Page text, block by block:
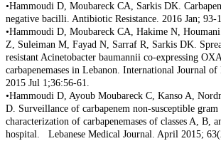
•Hammoudi D, Moubareck CA, Sarkis DK.
negative bacilli. Antibiotic Resistance. 2016 Jan; 93-
•Hammoudi D, Moubareck CA, Hakime N,
Z, Suleiman M, Fayad N, Sarraf R, Sarkis DK.
resistant Acinetobacter baumannii co-expressing
carbapenemases in Lebanon. International Journal of
2015 Jul 1;36:56-61.
•Hammoudi D, Ayoub Moubareck C, Kanso A,
D. Surveillance of carbapenem non-susceptible gram
characterization of carbapenemases of classes A, B,
hospital. Lebanese Medical Journal. April 2015;